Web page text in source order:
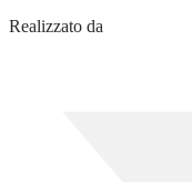
Realizzato da